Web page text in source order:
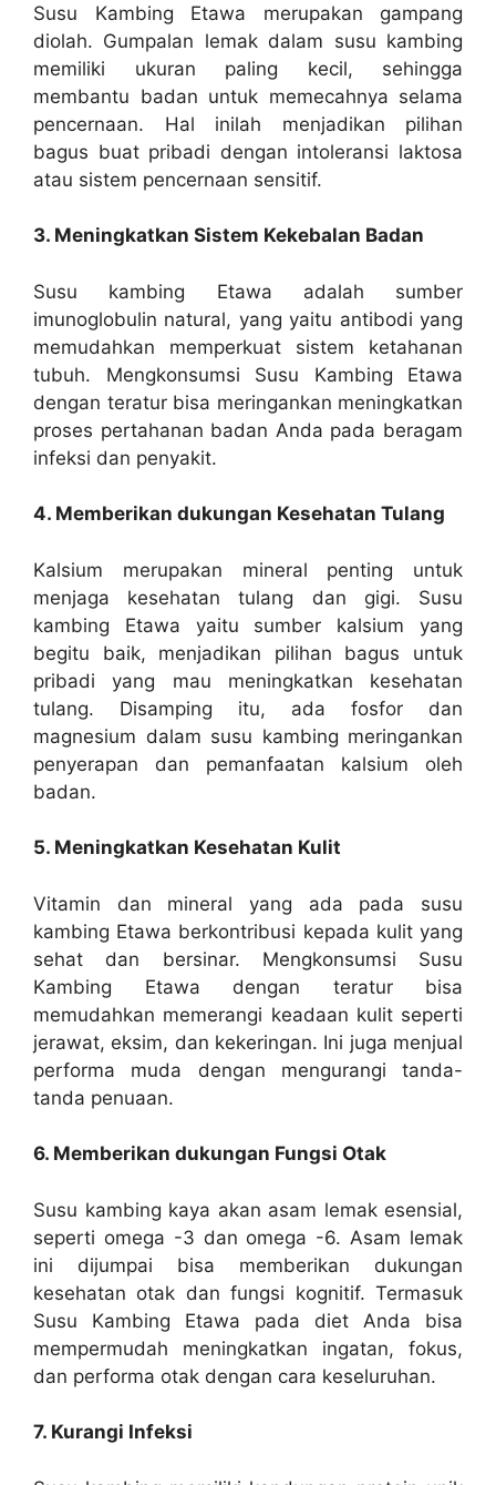
Susu Kambing Etawa merupakan gampang
diolah. Gumpalan lemak dalam susu kambing
memiliki ukuran paling kecil, sehingga
membantu badan untuk memecahnya selama
pencernaan. Hal inilah menjadikan pilihan
bagus buat pribadi dengan intoleransi laktosa
atau sistem pencernaan sensitif.
3. Meningkatkan Sistem Kekebalan Badan
Susu kambing Etawa adalah sumber
imunoglobulin natural, yang yaitu antibodi yang
memudahkan memperkuat sistem ketahanan
tubuh. Mengkonsumsi Susu Kambing Etawa
dengan teratur bisa meringankan meningkatkan
proses pertahanan badan Anda pada beragam
infeksi dan penyakit.
4. Memberikan dukungan Kesehatan Tulang
Kalsium merupakan mineral penting untuk
menjaga kesehatan tulang dan gigi. Susu
kambing Etawa yaitu sumber kalsium yang
begitu baik, menjadikan pilihan bagus untuk
pribadi yang mau meningkatkan kesehatan
tulang. Disamping itu, ada fosfor dan
magnesium dalam susu kambing meringankan
penyerapan dan pemanfaatan kalsium oleh
badan.
5. Meningkatkan Kesehatan Kulit
Vitamin dan mineral yang ada pada susu
kambing Etawa berkontribusi kepada kulit yang
sehat dan bersinar. Mengkonsumsi Susu
Kambing Etawa dengan teratur bisa
memudahkan memerangi keadaan kulit seperti
jerawat, eksim, dan kekeringan. Ini juga menjual
performa muda dengan mengurangi tanda-
tanda penuaan.
6. Memberikan dukungan Fungsi Otak
Susu kambing kaya akan asam lemak esensial,
seperti omega -3 dan omega -6. Asam lemak
ini dijumpai bisa memberikan dukungan
kesehatan otak dan fungsi kognitif. Termasuk
Susu Kambing Etawa pada diet Anda bisa
mempermudah meningkatkan ingatan, fokus,
dan performa otak dengan cara keseluruhan.
7. Kurangi Infeksi